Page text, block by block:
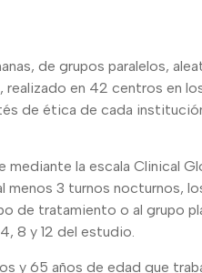
de grupos paralelos,
en 42 centros en
de ética de cada
la escala Clinical
menos 3 turnos nocturnos,
de tratamiento o al grupo
8 y 12 del estudio.
y 65 años de edad que